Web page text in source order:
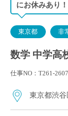
にお休みあり！
東京都 非
数学 中学高
仕事NO：T261-
東京都渋谷